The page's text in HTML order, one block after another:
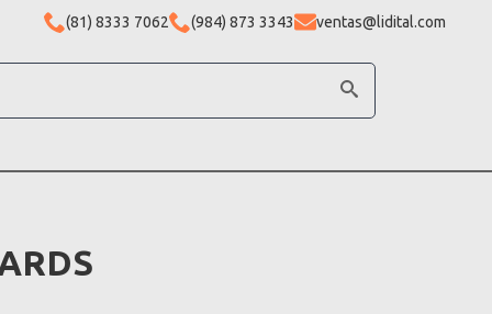
(81) 8333 7062 (984) 873 3343 ventas@lidital.com